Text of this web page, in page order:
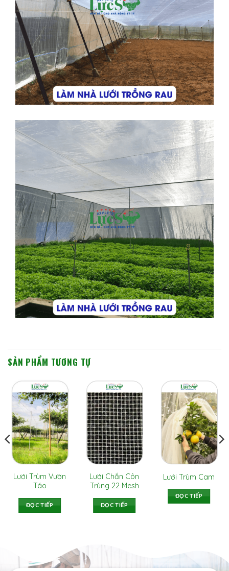
SẢN PHẨM TƯƠNG TỰ
Lưới Trùm Vườn
Táo
ĐỌC TIẾP
Lưới Chắn Côn
Trùng 22 Mesh
ĐỌC TIẾP
Lưới Trùm Cam
ĐỌC TIẾP